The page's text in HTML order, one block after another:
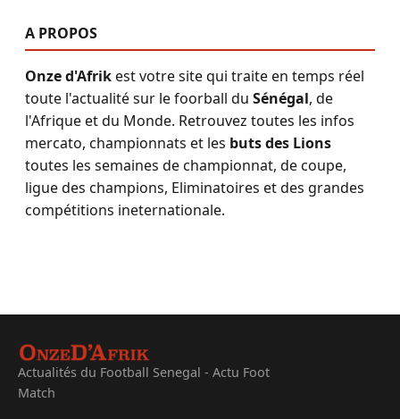
A PROPOS
Onze d'Afrikest votre site qui traite en temps réel
toute l'actualité sur le foorball du Sénégal, de
l'Afrique et du Monde. Retrouvez toutes les infos
mercato, championnats et les buts des Lions
toutes les semaines de championnat, de coupe,
ligue des champions, Eliminatoires et des grandes
compétitions ineternationale.
Actualités du Football Senegal - Actu Foot
Match